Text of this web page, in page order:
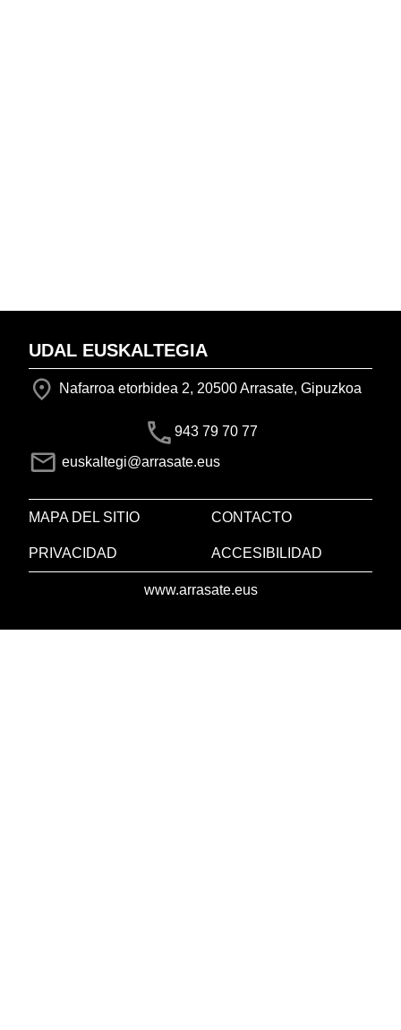
UDAL EUSKALTEGIA
Nafarroa etorbidea 2, 20500 Arrasate, Gipuzkoa
943 79 70 77
euskaltegi@arrasate.eus
MAPA DEL SITIO CONTACTO
PRIVACIDAD ACCESIBILIDAD
www.arrasate.eus